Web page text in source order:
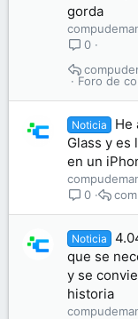
gorda
0
Foro de
Noticia
He
Glass y es
en un
0
Noticia
que se
y se
historia